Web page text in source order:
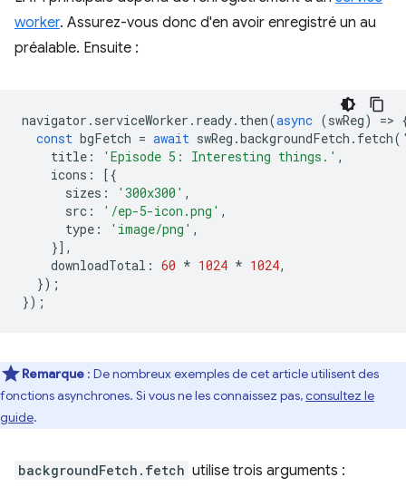
worker. Assurez-vous donc d'en avoir enregistré un au
préalable. Ensuite :
navigator . serviceWorker . ready. then(async (swReg) =>
const bgFetch = await swReg .backgroundFetch . fetch(
title : 'Episode 5: Interesting things.' ,
icons :
[{
sizes : '300x300' ,
src : '/ep-5-icon.png' ,
type : 'image/png' ,
}],
downloadTotal : 60 * 1024 * 1024,
});
});
Remarque : De nombreux exemples de cet article utilisent des
fonctions asynchrones. Si vous ne les connaissez pas,consultez le
guide.
backgroundFetch.fetch utilise trois arguments :